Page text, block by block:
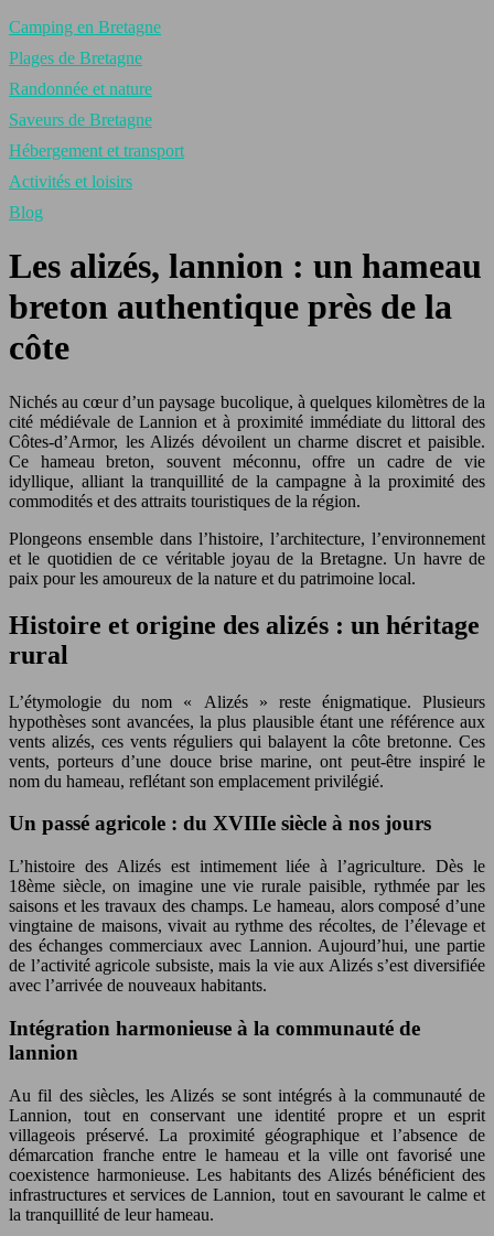
Camping en Bretagne
Plages de Bretagne
Randonnée et nature
Saveurs de Bretagne
Hébergement et transport
Activités et loisirs
Blog
Les alizés, lannion : un hameau
breton authentique près de la
côte
Nichés au cœur d’un paysage bucolique, à quelques kilomètres de la
cité médiévale de Lannion et à proximité immédiate du littoral des
Côtes-d’Armor, les Alizés dévoilent un charme discret et paisible.
Ce hameau breton, souvent méconnu, offre un cadre de vie
idyllique, alliant la tranquillité de la campagne à la proximité des
commodités et des attraits touristiques de la région.
Plongeons ensemble dans l’histoire, l’architecture, l’environnement
et le quotidien de ce véritable joyau de la Bretagne. Un havre de
paix pour les amoureux de la nature et du patrimoine local.
Histoire et origine des alizés : un héritage
rural
L’étymologie du nom « Alizés » reste énigmatique. Plusieurs
hypothèses sont avancées, la plus plausible étant une référence aux
vents alizés, ces vents réguliers qui balayent la côte bretonne. Ces
vents, porteurs d’une douce brise marine, ont peut-être inspiré le
nom du hameau, reflétant son emplacement privilégié.
Un passé agricole : du XVIIIe siècle à nos jours
L’histoire des Alizés est intimement liée à l’agriculture. Dès le
18ème siècle, on imagine une vie rurale paisible, rythmée par les
saisons et les travaux des champs. Le hameau, alors composé d’une
vingtaine de maisons, vivait au rythme des récoltes, de l’élevage et
des échanges commerciaux avec Lannion. Aujourd’hui, une partie
de l’activité agricole subsiste, mais la vie aux Alizés s’est diversifiée
avec l’arrivée de nouveaux habitants.
Intégration harmonieuse à la communauté de
lannion
Au fil des siècles, les Alizés se sont intégrés à la communauté de
Lannion, tout en conservant une identité propre et un esprit
villageois préservé. La proximité géographique et l’absence de
démarcation franche entre le hameau et la ville ont favorisé une
coexistence harmonieuse. Les habitants des Alizés bénéficient des
infrastructures et services de Lannion, tout en savourant le calme et
la tranquillité de leur hameau.